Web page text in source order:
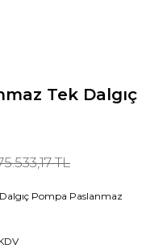
Tek Dalgıç
TL
Pompa Paslanmaz